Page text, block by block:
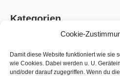
Cookie-
Damit diese Website funktioniert wie sie
wie Cookies. Dabei werden u. U.
und/oder darauf zugegriffen. Wenn du
Kategorien
Garten
Matthias